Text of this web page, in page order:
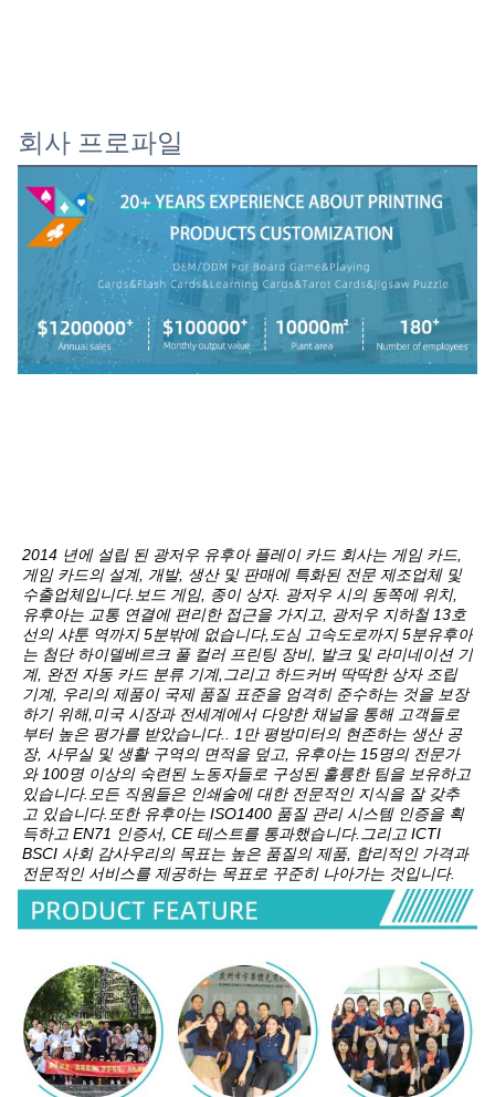
회사 프로파일
2014 년에 설립 된 광저우 유후아 플레이 카드 회사는 게임 카드,
게임 카드의 설계, 개발, 생산 및 판매에 특화된 전문 제조업체 및
수출업체입니다.보드 게임, 종이 상자. 광저우 시의 동쪽에 위치,
유후아는 교통 연결에 편리한 접근을 가지고, 광저우 지하철 13호
선의 샤툰 역까지 5분밖에 없습니다,도심 고속도로까지 5분유후아
는 첨단 하이델베르크 풀 컬러 프린팅 장비, 발크 및 라미네이션 기
계, 완전 자동 카드 분류 기계,그리고 하드커버 딱딱한 상자 조립
기계, 우리의 제품이 국제 품질 표준을 엄격히 준수하는 것을 보장
하기 위해,미국 시장과 전세계에서 다양한 채널을 통해 고객들로
부터 높은 평가를 받았습니다.. 1만 평방미터의 현존하는 생산 공
장, 사무실 및 생활 구역의 면적을 덮고, 유후아는 15명의 전문가
와 100명 이상의 숙련된 노동자들로 구성된 훌륭한 팀을 보유하고
있습니다.모든 직원들은 인쇄술에 대한 전문적인 지식을 잘 갖추
고 있습니다.또한 유후아는 ISO1400 품질 관리 시스템 인증을 획
득하고 EN71 인증서, CE 테스트를 통과했습니다.그리고 ICTI
BSCI 사회 감사우리의 목표는 높은 품질의 제품, 합리적인 가격과
전문적인 서비스를 제공하는 목표로 꾸준히 나아가는 것입니다.